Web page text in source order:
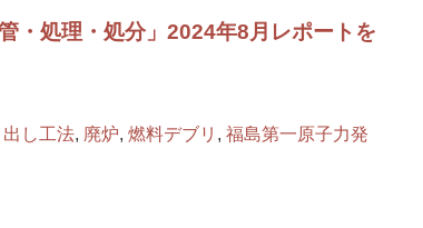
・処理・処分」2024年8月レポートを
し工法, 廃炉, 燃料デブリ , 福島第一原子力発